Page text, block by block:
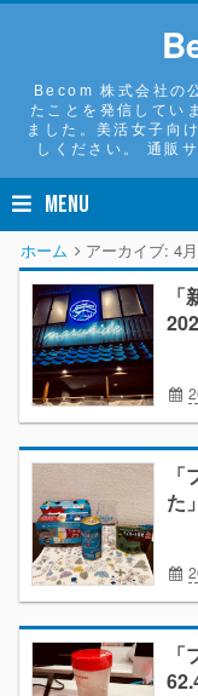
Becom 株式会社の
たことを発信してい
ました。美活女子向
しください。 通
MENU
ホーム アーカイブ: 4
た